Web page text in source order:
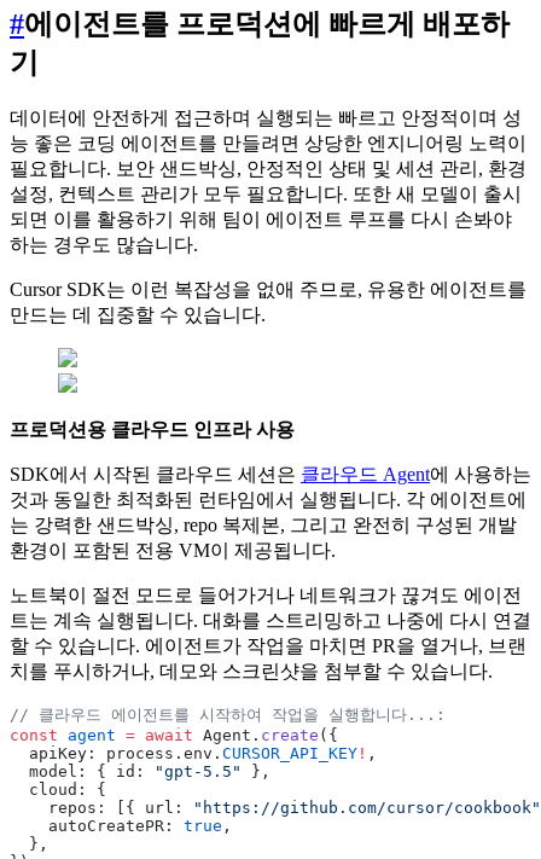
#에이전트를 프로덕션에 빠르게 배포하
기
데이터에 안전하게 접근하며 실행되는 빠르고 안정적이며 성
능 좋은 코딩 에이전트를 만들려면 상당한 엔지니어링 노력이
필요합니다. 보안 샌드박싱, 안정적인 상태 및 세션 관리, 환경
설정, 컨텍스트 관리가 모두 필요합니다. 또한 새 모델이 출시
되면 이를 활용하기 위해 팀이 에이전트 루프를 다시 손봐야
하는 경우도 많습니다.
Cursor SDK는 이런 복잡성을 없애 주므로, 유용한 에이전트를
만드는 데 집중할 수 있습니다.
프로덕션용 클라우드 인프라 사용
SDK에서 시작된 클라우드 세션은 클라우드 Agent에 사용하는
것과 동일한 최적화된 런타임에서 실행됩니다. 각 에이전트에
는 강력한 샌드박싱, repo 복제본, 그리고 완전히 구성된 개발
환경이 포함된 전용 VM이 제공됩니다.
노트북이 절전 모드로 들어가거나 네트워크가 끊겨도 에이전
트는 계속 실행됩니다. 대화를 스트리밍하고 나중에 다시 연결
할 수 있습니다. 에이전트가 작업을 마치면 PR을 열거나, 브랜
치를 푸시하거나, 데모와 스크린샷을 첨부할 수 있습니다.
// 클라우드 에이전트를 시작하여 작업을 실행합니다...:
const agent = await Agent. create ({
  apiKey: process.env.
CURSOR_API_KEY ! ,
  model: { id:
"gpt-5.5"
},
  cloud: {
    repos: [{ url:
"https://github.com/cursor/cookbook"
    autoCreatePR:
true ,
  },